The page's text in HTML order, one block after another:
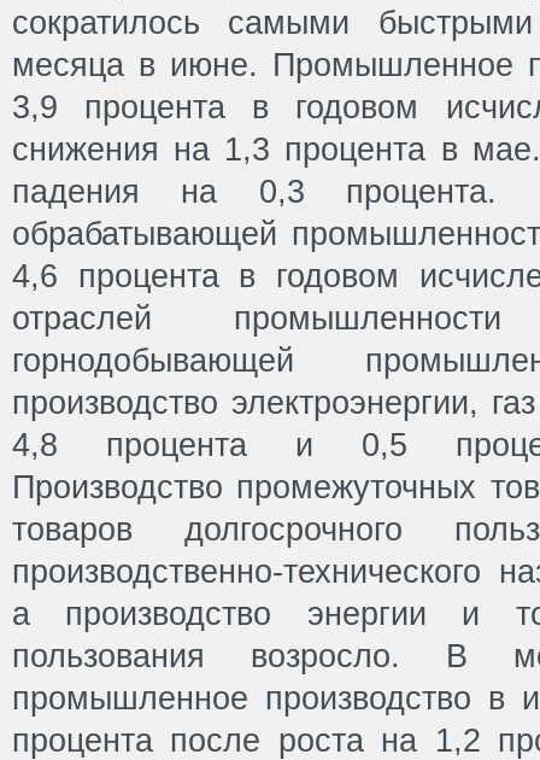
сократилось самыми
месяца в июне. Промышленное
3,9 процента в годовом
снижения на 1,3 процента в
падения на 0,3 процента.
обрабатывающей
4,6 процента в годовом
отраслей
горнодобывающей
производство электроэнергии,
4,8 процента и 0,5
Производство промежуточных
товаров долгосрочного
производственно-технического
а производство энергии и
пользования возросло. В
промышленное производство в
процента после роста на 1,2